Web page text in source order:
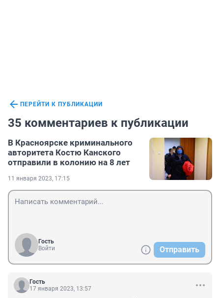
ПЕРЕЙТИ К ПУБЛИКАЦИИ
35 комментариев к публикации
В Красноярске криминального
авторитета Костю Канского
отправили в колонию на 8 лет
11 января 2023, 17:15
Гость
Войти
Отправить
Гость
17 января 2023, 13:57